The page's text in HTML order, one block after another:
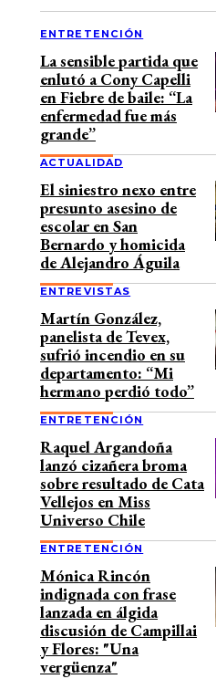
ENTRETENCIÓN
La sensible partida que
enlutó a Cony Capelli
en Fiebre de baile: “La
enfermedad fue más
grande”
ACTUALIDAD
El siniestro nexo entre
presunto asesino de
escolar en San
Bernardo y homicida
de Alejandro Águila
ENTREVISTAS
Martín González,
panelista de Tevex,
sufrió incendio en su
departamento: “Mi
hermano perdió todo”
ENTRETENCIÓN
Raquel Argandoña
lanzó cizañera broma
sobre resultado de Cata
Vellejos en Miss
Universo Chile
ENTRETENCIÓN
Mónica Rincón
indignada con frase
lanzada en álgida
discusión de Campillai
y Flores: "Una
vergüenza"